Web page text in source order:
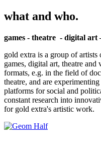
what and who.
games - theatre - digital art
gold extra is a group of
games, digital art, theatre
formats, e.g. in the field of
theatre, and are
platforms for social and
constant research into
for gold extra's artistic work.